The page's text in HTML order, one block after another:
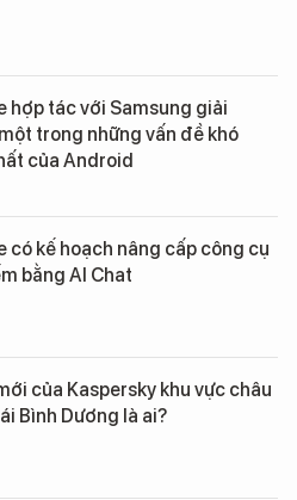
hợp tác với Samsung giải
trong những vấn đề khó
của Android
có kế hoạch nâng cấp công cụ
bằng AI Chat
của Kaspersky khu vực châu
Bình Dương là ai?